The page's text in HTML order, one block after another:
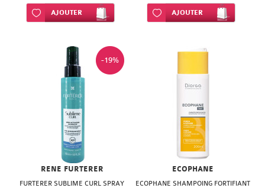
Ajouter à ma liste d’envie
AJOUTER Ajouter à ma liste d’envie
AJOUTER
-19%
RENE FURTERER
FURTERER SUBLIME CURL SPRAY
ECOPHANE
ECOPHANE SHAMPOING FORTIFIANT